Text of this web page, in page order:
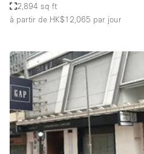
Autre
Boutique / Magasin
Boutique en Partage
Bureaux
Camion / Fourgon
Commerce
2,894 sq ft
à partir de HK$12,065 par jour